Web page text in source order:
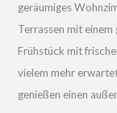
geräumiges
Terrassen mit einem
Frühstück mit
vielem mehr
genießen einen